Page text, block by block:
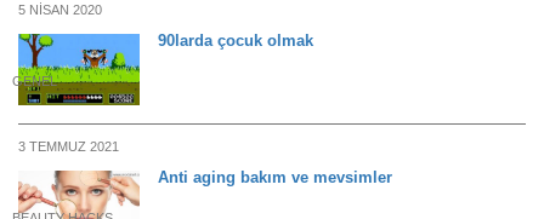
5 NISAN 2020
GENEL
90larda çocuk olmak
3 TEMMUZ 2021
Anti aging bakım ve mevsimler